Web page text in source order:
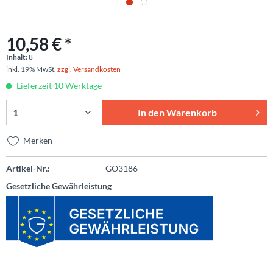
10,58 € *
Inhalt:8
inkl. 19% MwSt. zzgl. Versandkosten
Lieferzeit 10 Werktage
In denWarenkorb
Merken
Artikel-Nr.:
GO3186
Gesetzliche Gewährleistung